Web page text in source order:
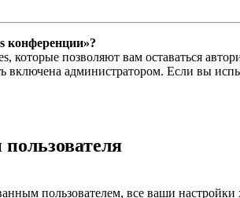
конференции»?
которые позволяют вам оставаться
включена администратором. Если вы
пользователем, все ваши